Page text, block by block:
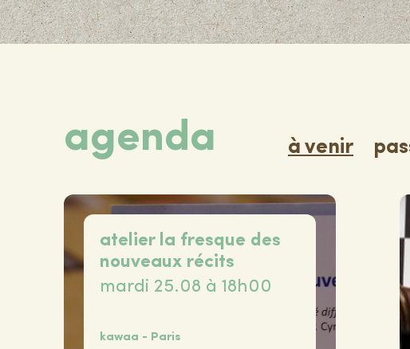
mon
agenda à venir
atelier la fresque des
nouveaux récits
mardi 25.08 à 18h00
kawaa - Paris